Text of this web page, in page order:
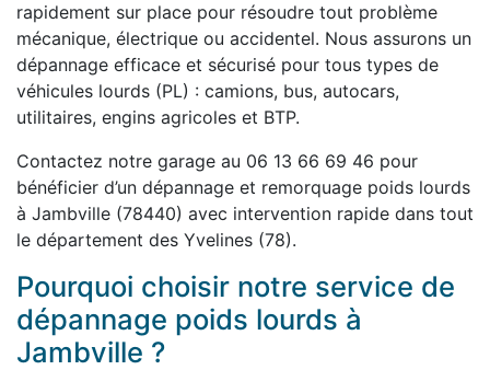
rapidement sur place pour résoudre tout problème
mécanique, électrique ou accidentel. Nous assurons un
dépannage efficace et sécurisé pour tous types de
véhicules lourds (PL) : camions, bus, autocars,
utilitaires, engins agricoles et BTP.
Contactez notre garage au 06 13 66 69 46 pour
bénéficier d’un dépannage et remorquage poids lourds
à Jambville (78440) avec intervention rapide dans tout
le département des Yvelines (78).
Pourquoi choisir notre service de
dépannage poids lourds à
Jambville ?